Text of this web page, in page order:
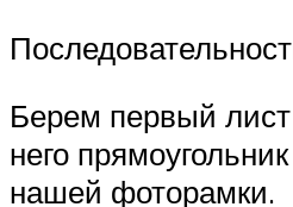
Берем первый
него
нашей фоторамки.